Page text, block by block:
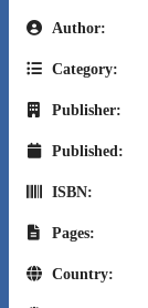
Author:
Category:
Publisher:
Published:
ISBN:
Pages:
Country: